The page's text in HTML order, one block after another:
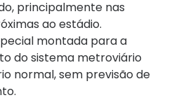
principalmente nas
ao estádio.
montada para a
do sistema metroviário
normal, sem previsão de